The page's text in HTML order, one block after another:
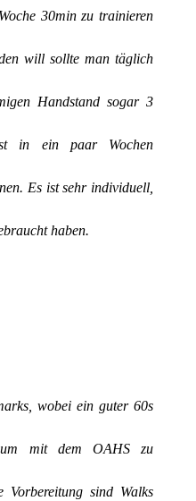
30min zu trainieren
will sollte man täglich
Handstand sogar 3
in ein paar Wochen
Es ist sehr individuell,
haben.
wobei ein guter 60s
mit dem OAHS zu
sind Walks